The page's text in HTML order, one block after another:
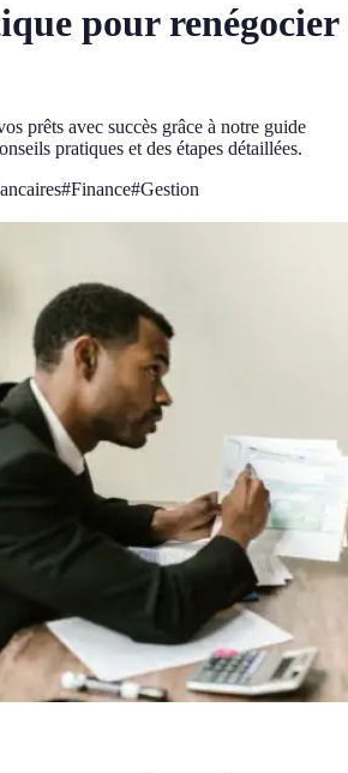
pour renégocier
prêts avec succès grâce à notre guide
pratiques et des étapes détaillées.
#Finance#Gestion